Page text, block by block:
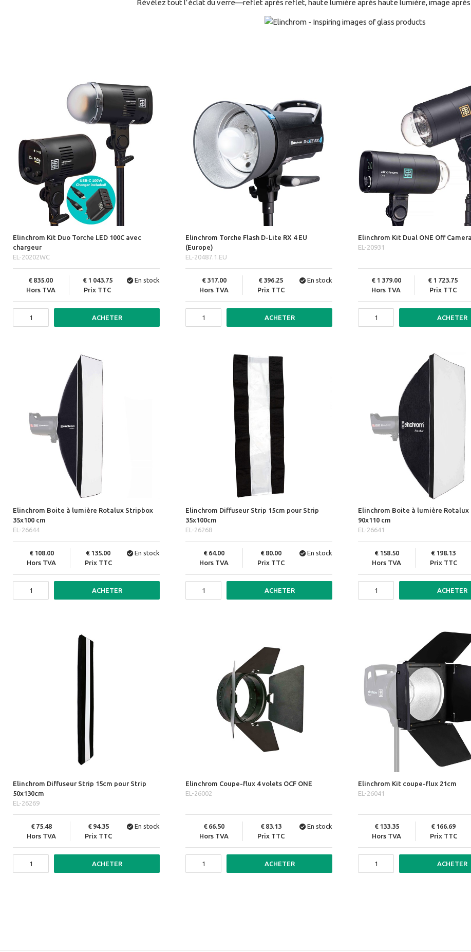
Révélez tout l’éclat du verre—reflet après reflet, haute lumière après haute lumière, image
Elinchrom Kit Duo Torche LED 100C avec
chargeur
EL-20202WC
Hors TVA
835.00
Prix TTC
1 043.75 En stock
ACHETER
Elinchrom Torche Flash D-Lite RX 4 EU
(Europe)
EL-20487.1.EU
Hors TVA
317.00
Prix TTC
396.25 En stock
ACHETER
Elinchrom Kit Dual ONE Off
EL-20931
Hors TVA
1 379.00
Prix TTC
1 723.75
ACHETER
Elinchrom Boite à lumière Rotalux Stripbox
35x100 cm
EL-26644
Hors TVA
108.00
Prix TTC
135.00 En stock
ACHETER
Elinchrom Diffuseur Strip 15cm pour Strip
35x100cm
EL-26268
Hors TVA
64.00
Prix TTC
80.00 En stock
ACHETER
Elinchrom Boite à lumière Rotalux
90x110 cm
EL-26641
Hors TVA
158.50
Prix TTC
198.13
ACHETER
Elinchrom Diffuseur Strip 15cm pour Strip
50x130cm
EL-26269
Hors TVA
75.48
Prix TTC
94.35 En stock
ACHETER
Elinchrom Coupe-flux 4 volets OCF ONE
EL-26002
Hors TVA
66.50
Prix TTC
83.13 En stock
ACHETER
Elinchrom Kit coupe-flux 21cm
EL-26041
Hors TVA
133.35
Prix TTC
166.69
ACHETER